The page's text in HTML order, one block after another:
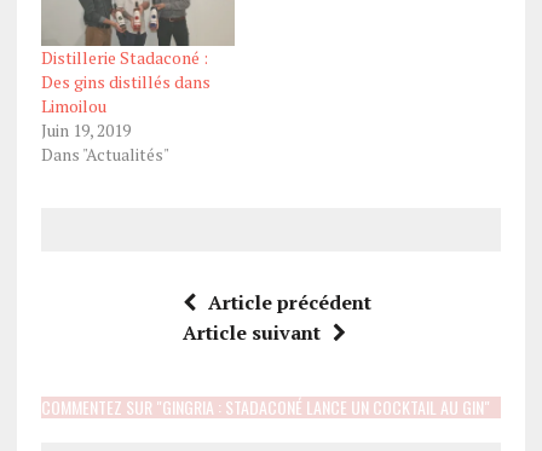
Distillerie Stadaconé :
Des gins distillés dans
Limoilou
Juin 19, 2019
Dans "Actualités"
Article précédent
Article suivant
COMMENTEZ SUR "GINGRIA : STADACONÉ LANCE UN COCKTAIL AU GIN"